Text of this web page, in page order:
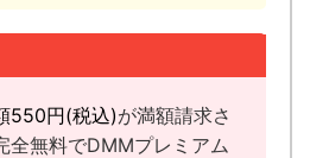
550円(税込)が満額請求さ
全無料でDMMプレミアム